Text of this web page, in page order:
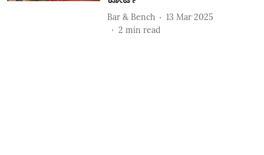
Bar & Bench
13 Mar 2025
2 min read